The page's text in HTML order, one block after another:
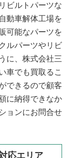
ビルトパーツな
動車解体工場を
可能なパーツを
ルパーツやリビ
に、株式会社三
車でも買取るこ
できるので顧客
に納得できなか
ョンにお問合せ
応エリア